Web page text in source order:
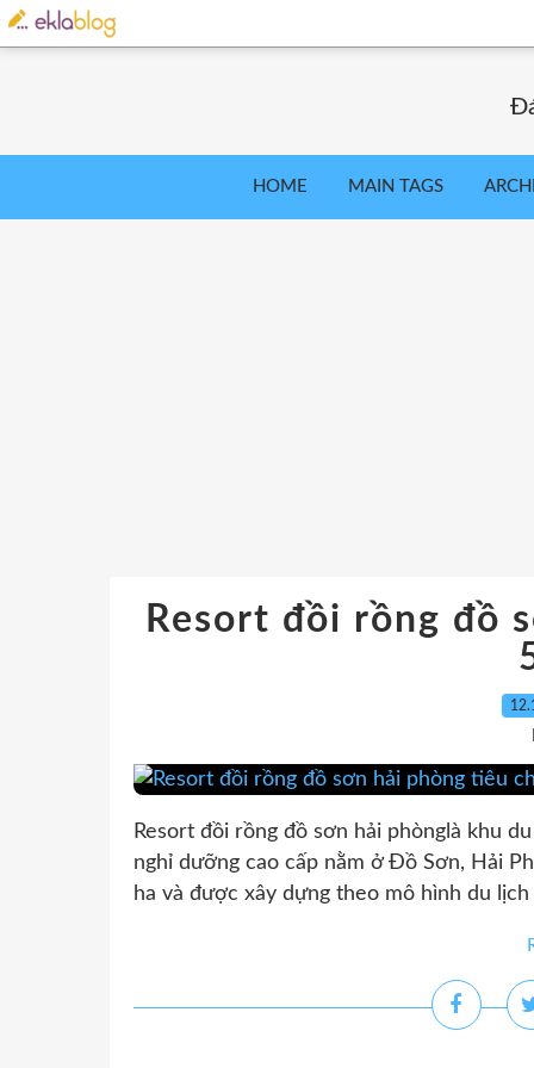
HOME MAIN TAGS
Resort đồi rồng đồ
Resort đồi rồng đồ sơn hải phònglà khu
nghỉ dưỡng cao cấp nằm ở Đồ Sơn, Hải
ha và được xây dựng theo mô hình du